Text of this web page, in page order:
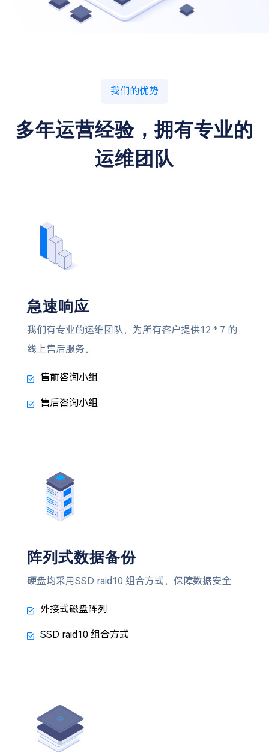
我们的优势
多年运营经验，拥有专业的
运维团队
急速响应
我们有专业的运维团队，为所有客户提供12 * 7 的
线上售后服务。
售前咨询小组
售后咨询小组
阵列式数据备份
硬盘均采用SSD raid10 组合方式，保障数据安全
外接式磁盘阵列
SSD raid10 组合方式